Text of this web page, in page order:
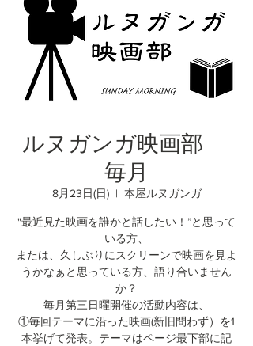
ルヌガンガ映画部
毎月
8月23日(日)
  |
本屋ルヌガンガ
"最近見た映画を誰かと話したい！”と思って
いる方、
または、久しぶりにスクリーンで映画を見よ
うかなぁと思っている方、語り合いません
か？
毎月第三日曜開催の活動内容は、
①毎回テーマに沿った映画(新旧問わず）を1
本挙げて発表。テーマはページ最下部に記